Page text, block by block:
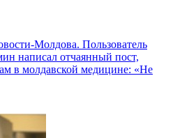
Молдова. Пользователь
написал отчаянный пост,
в молдавской медицине: «Не